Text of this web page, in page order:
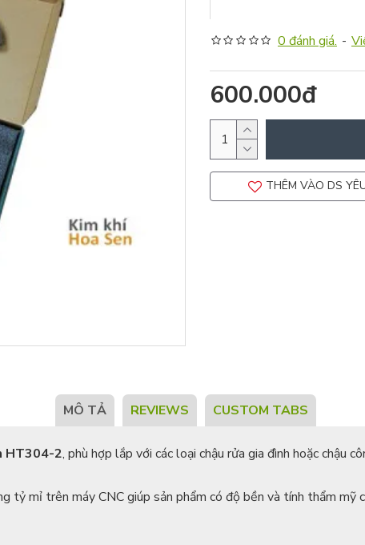
0 đánh giá. -
600.000đ
THÊM VÀO DS
MÔ TẢ REVIEWS CUSTOM TABS
HT304-2, phù hợp lắp với các loại chậu rửa gia đình hoặc chậu
tỷ mỉ trên máy CNC giúp sản phẩm có độ bền và tính thẩm mỹ